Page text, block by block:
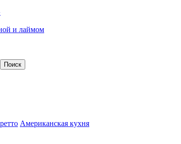
и лаймом
Американская кухня